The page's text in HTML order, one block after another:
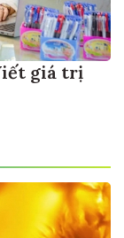
giá trị